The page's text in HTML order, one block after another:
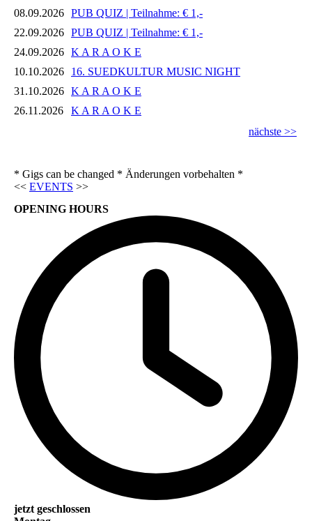
08.09.2026 PUB QUIZ | Teilnahme: € 1,-
22.09.2026 PUB QUIZ | Teilnahme: € 1,-
24.09.2026 K A R A O K E
10.10.2026
16. SUEDKULTUR MUSIC NIGHT
31.10.2026 K A R A O K E
26.11.2026
K A R A O K E
nächste >>
* Gigs can be changed * Änderungen vorbehalten *
<< EVENTS >>
OPENING HOURS
jetzt geschlossen